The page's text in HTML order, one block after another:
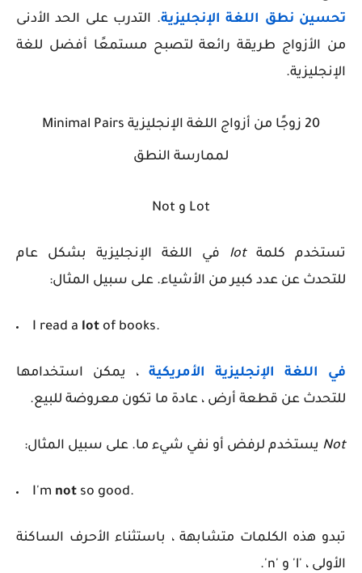
تحسين نطق اللغة الإنجليزية. التدرب على الحد الأدنى
من الأزواج طريقة رائعة لتصبح مستمعًا أفضل للغة
الإنجليزية.
20 زوجًا من أزواج اللغة الإنجليزية Minimal Pairs
لممارسة النطق
Lot و Not
تستخدم كلمةlot
في اللغة الإنجليزية بشكل عام
للتحدث عن عدد كبير من الأشياء. على سبيل المثال:
I read a lot of books.
في اللغة الإنجليزية الأمريكية ، يمكن استخدامها
للتحدث عن قطعة أرض ، عادة ما تكون معروضة للبيع.
Not يستخدم لرفض أو نفي شيء ما. على سبيل المثال:
I'm not so good.
تبدو هذه الكلمات متشابهة ، باستثناء الأحرف الساكنة
الأولى ، 'l' و 'n'.